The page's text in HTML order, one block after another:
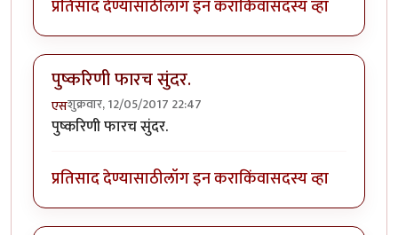
प्रतिसाद देण्यासाठीलॉग इन कराकिंवासदस्य व्हा
पुष्करिणी फारच सुंदर.
एसशुक्रवार, 12/05/2017 22:47
पुष्करिणी फारच सुंदर.
प्रतिसाद देण्यासाठीलॉग इन कराकिंवासदस्य व्हा